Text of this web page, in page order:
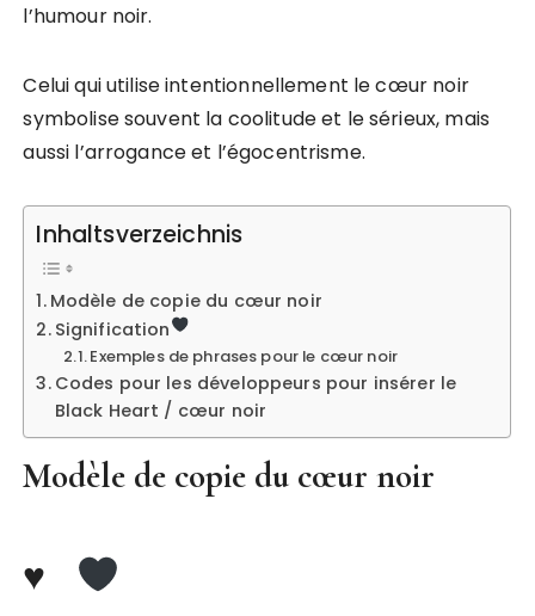
l’humour noir.
Celui qui utilise intentionnellement le cœur noir
symbolise souvent la coolitude et le sérieux, mais
aussi l’arrogance et l’égocentrisme.
Inhaltsverzeichnis
Modèle de copie du cœur noir
Signification
Exemples de phrases pour le cœur noir
Codes pour les développeurs pour insérer le
Black Heart / cœur noir
Modèle de copie du cœur noir
♥